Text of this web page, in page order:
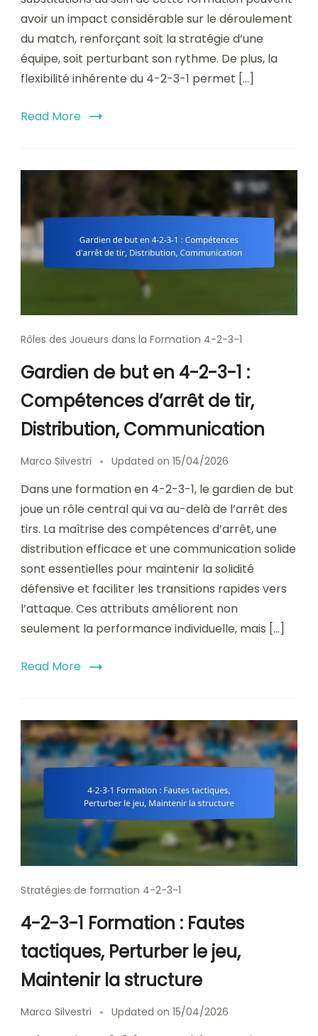
avoir un impact considérable sur le déroulement
du match, renforçant soit la stratégie d’une
équipe, soit perturbant son rythme. De plus, la
flexibilité inhérente du 4-2-3-1 permet […]
Read More
Rôles des Joueurs dans la Formation 4-2-3-1
Gardien de but en 4-2-3-1 :
Compétences d’arrêt de tir,
Distribution, Communication
Marco Silvestri Updated on 15/04/2026
Dans une formation en 4-2-3-1, le gardien de but
joue un rôle central qui va au-delà de l’arrêt des
tirs. La maîtrise des compétences d’arrêt, une
distribution efficace et une communication solide
sont essentielles pour maintenir la solidité
défensive et faciliter les transitions rapides vers
l’attaque. Ces attributs améliorent non
seulement la performance individuelle, mais […]
Read More
Stratégies de formation 4-2-3-1
4-2-3-1 Formation : Fautes
tactiques, Perturber le jeu,
Maintenir la structure
Marco Silvestri Updated on 15/04/2026